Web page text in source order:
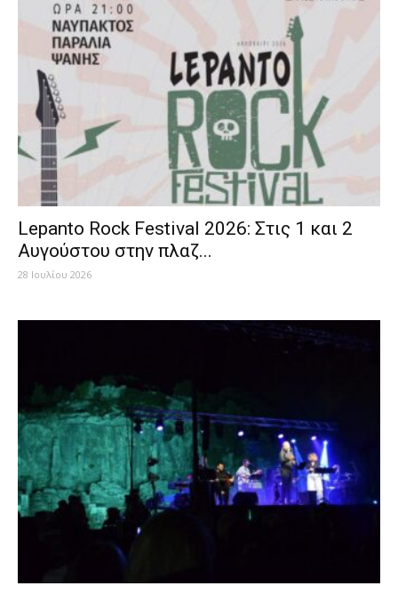
Lepanto Rock Festival 2026: Στις 1 και 2
Αυγούστου στην πλαζ...
28 Ιουλίου 2026